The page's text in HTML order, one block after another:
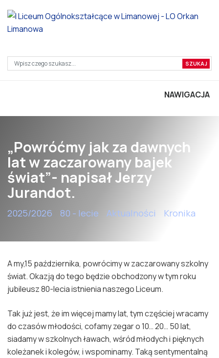
NAWIGACJA
„Powróćmy jak za dawnych
lat w zaczarowany bajek
świat”- napisał Jerzy
Jurandot.
2025/2026 80 - lecie Aktualności Kronika
A my,15 października, powrócimy w zaczarowany szkolny
świat. Okazją do tego będzie obchodzony w tym roku
jubileusz 80-lecia istnienia naszego Liceum.
Tak już jest, że im więcej mamy lat, tym częściej wracamy
do czasów młodości, cofamy zegar o 10… 20… 50 lat,
siadamy w szkolnych ławach, wśród młodych i pięknych
koleżanek i kolegów, i wspominamy. Taką sentymentalną